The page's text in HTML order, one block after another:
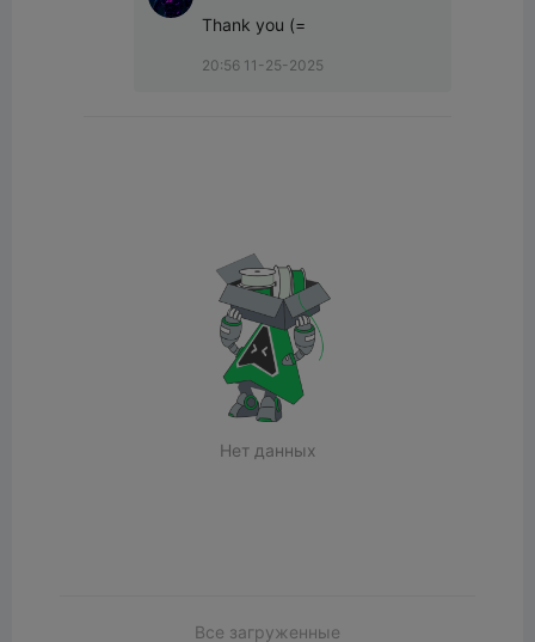
Thank you (=
20:56 11-25-2025
Нет данных
Все загруженные